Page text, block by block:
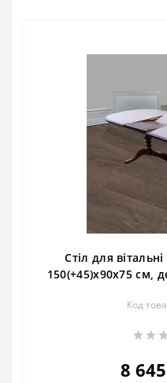
Стіл для
150(+45)х90х75 см,
Код
8